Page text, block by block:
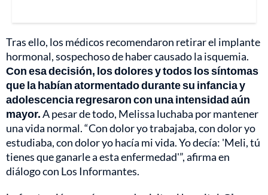
Tras ello, los médicos recomendaron retirar el implante
hormonal, sospechoso de haber causado la isquemia.
Con esa decisión, los dolores y todos los síntomas
que la habían atormentado durante su infancia y
adolescencia regresaron con una intensidad aún
mayor.A pesar de todo, Melissa luchaba por mantener
una vida normal. “Con dolor yo trabajaba, con dolor yo
estudiaba, con dolor yo hacía mi vida. Yo decía: 'Meli, tú
tienes que ganarle a esta enfermedad'”, afirma en
diálogo con Los Informantes.